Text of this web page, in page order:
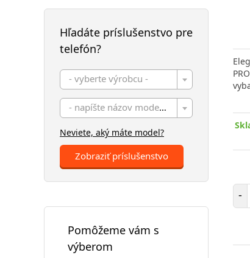
Hľadáte príslušenstvo pre
telefón?
- vyberte výrobcu -
- napíšte názov modelu -
Neviete, aký máte model?
Zobraziť príslušenstvo
Pomôžeme vám s
výberom
-